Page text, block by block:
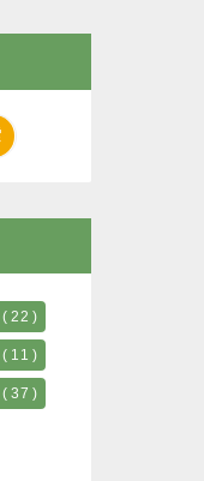
( 22 )
( 11 )
( 37 )